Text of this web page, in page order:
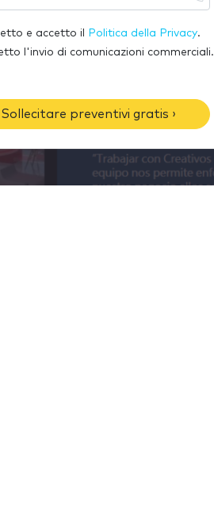
e accetto il Politica della Privacy.
l'invio di comunicazioni commerciali.
Sollecitare preventivi gratis ›